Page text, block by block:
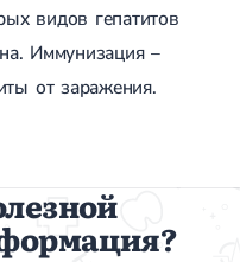
видов гепатитов
Иммунизация –
от заражения.